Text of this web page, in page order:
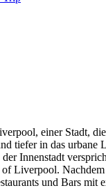
einer Stadt,
tiefer in das urbane
Innenstadt
Liverpool.
und Bars mit